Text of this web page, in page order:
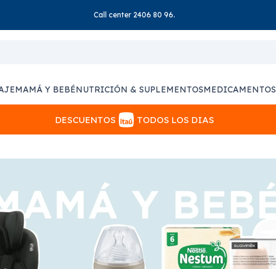
Call center 2406 80 96.
MAMÁ Y BEBÉNUTRICIÓN & SUPLEMENTOSMEDICAMENTOS
DESCUENTOS TODOS LOS DIAS